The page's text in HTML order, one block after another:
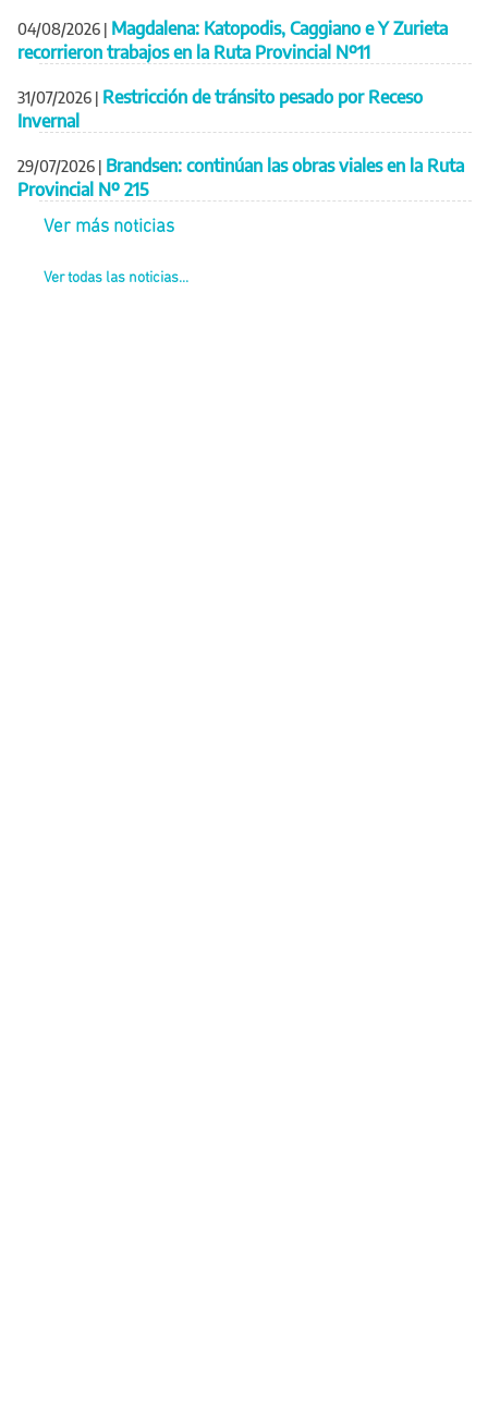
04/08/2026 | Magdalena: Katopodis, Caggiano e Y Zurieta
recorrieron trabajos en la Ruta Provincial Nº11
31/07/2026 | Restricción de tránsito pesado por Receso
Invernal
29/07/2026 | Brandsen: continúan las obras viales en la Ruta
Provincial Nº 215
Ver más noticias
Ver todas las noticias...